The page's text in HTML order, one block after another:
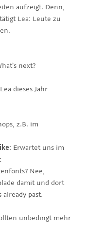
aufzeigt. Denn,
Lea: Leute zu
next?
dieses Jahr
z.B. im
: Erwartet uns im
Nee,
damit und dort
past.
unbedingt mehr